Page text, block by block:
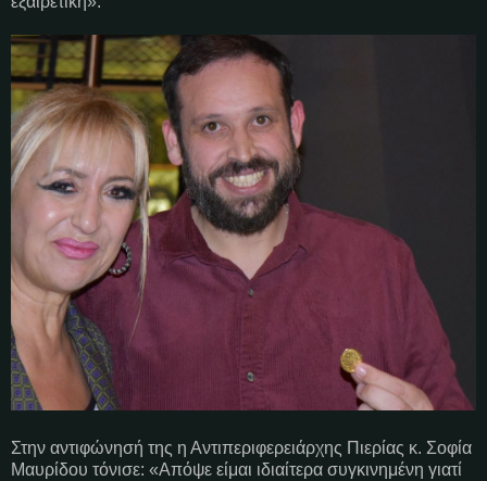
Στην αντιφώνησή της η Αντιπεριφερειάρχης Πιερίας κ. Σοφία
Μαυρίδου τόνισε: «Απόψε είμαι ιδιαίτερα συγκινημένη γιατί